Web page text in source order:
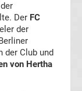
Der FC
der
der Club und
von Hertha